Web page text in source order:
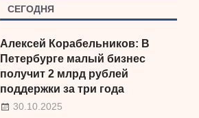
СЕГОДНЯ
Алексей Корабельников: В
Петербурге малый бизнес
получит 2 млрд рублей
поддержки за три года
30.10.2025